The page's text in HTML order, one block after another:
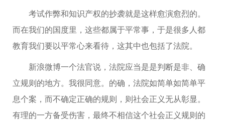
考试作弊和知识产权的抄袭就是这样愈演愈烈的。
而在我们的国度里，这些都属于平常事，于是很多人都
教育我们要以平常心来看待，这其中也包括了法院。
新浪微博一个法官说，法院应当是是判断是非、确
立规则的地方。我很同意。的确，法院如简单如简单平
息个案，而不确定正确的规则，则社会正义无从彰显。
有理的一方备受伤害，最终不相信这个社会正义规则的